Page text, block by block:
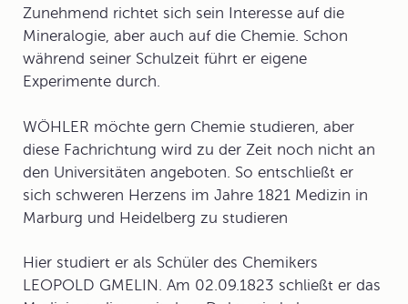
Zunehmend richtet sich sein Interesse auf die
Mineralogie, aber auch auf die Chemie. Schon
während seiner Schulzeit führt er eigene
Experimente durch.
WÖHLER möchte gern Chemie studieren, aber
diese Fachrichtung wird zu der Zeit noch nicht an
den Universitäten angeboten. So entschließt er
sich schweren Herzens im Jahre 1821 Medizin in
Marburg und Heidelberg zu studieren
Hier studiert er als Schüler des Chemikers
LEOPOLD GMELIN. Am 02.09.1823 schließt er das